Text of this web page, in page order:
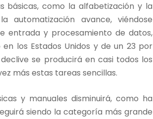
básicas, como la alfabetización y la
automatización avance, viéndose
entrada y procesamiento de datos,
los Estados Unidos y de un 23 por
se producirá en casi todos los
más estas tareas sencillas.
y manuales disminuirá, como ha
siendo la categoría más grande